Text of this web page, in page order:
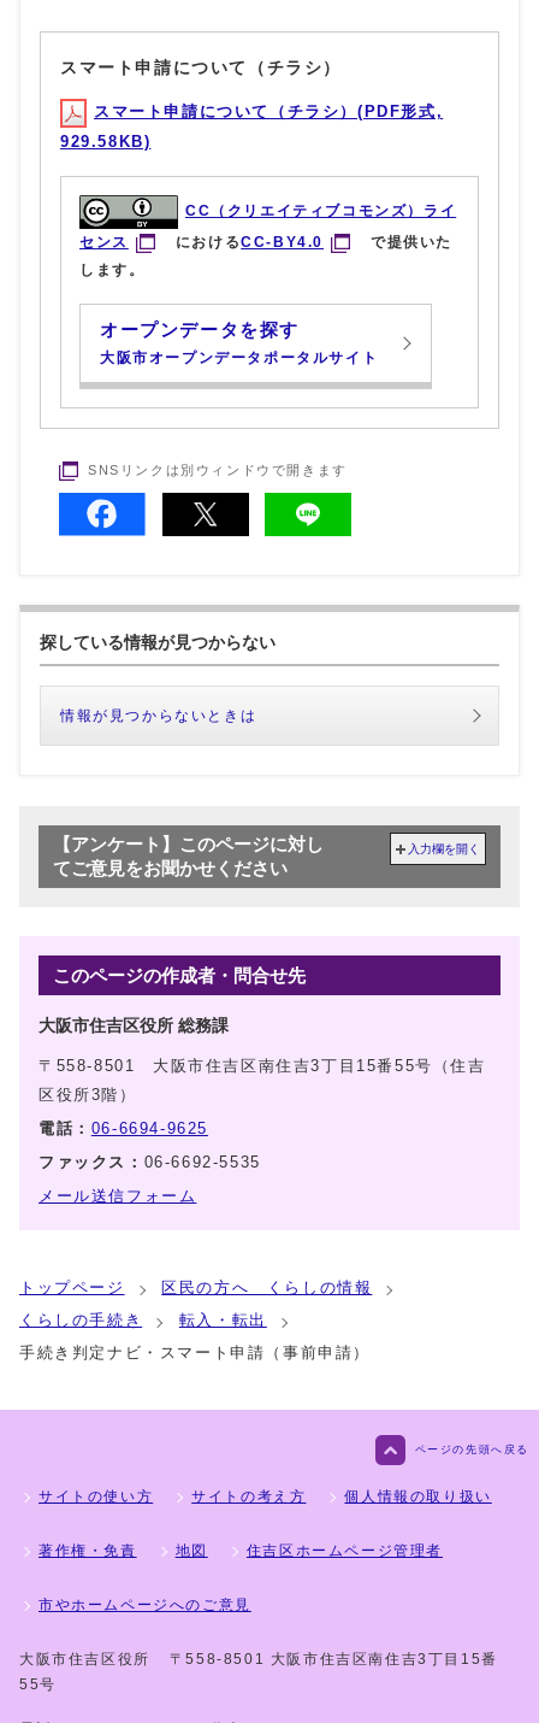
スマート申請について（チラシ）
スマート申請について（チラシ）(PDF形式,
929.58KB)
CC（クリエイティブコモンズ）ライ
センス
におけるCC-BY4.0
で提供いた
します。
オープンデータを探す
大阪市オープンデータポータルサイト
SNSリンクは別ウィンドウで開きます
探している情報が見つからない
情報が見つからないときは
【アンケート】このページに対し
てご意見をお聞かせください
入力欄を開く
このページの作成者・問合せ先
大阪市住吉区役所 総務課
〒558-8501 大阪市住吉区南住吉3丁目15番55号（住吉
区役所3階）
電話： 06-6694-9625
ファックス： 06-6692-5535
メール送信フォーム
トップページ
区民の方へ くらしの情報
くらしの手続き
転入・転出
手続き判定ナビ・スマート申請（事前申請）
ページの先頭へ戻る
サイトの使い方 サイトの考え方 個人情報の取り扱い
著作権・免責 地図 住吉区ホームページ管理者
市やホームページへのご意見
大阪市住吉区役所
〒558-8501 大阪市住吉区南住吉3丁目15番
55号